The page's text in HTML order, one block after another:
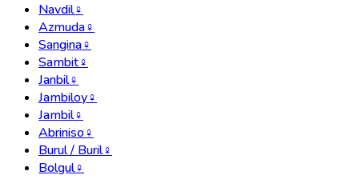
Navdil♀
Azmuda♀
Sangina♀
Sambit♀
Janbil♀
Jambiloy♀
Jambil♀
Abriniso♀
Burul / Buril♀
Bolgul♀